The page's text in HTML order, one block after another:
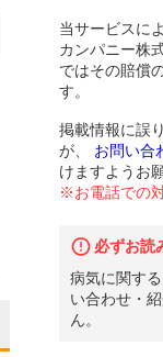
当サービスに
カンパニー株
ではその賠償
す。
掲載情報に誤
が、
お問い合
けますようお
※お電話での
必ずお読
病気に関す
い合わせ・
ん。